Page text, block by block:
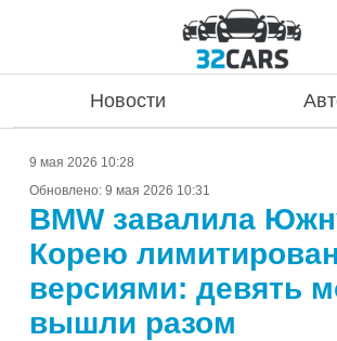
Новости
9 мая 2026 10:28
Обновлено: 9 мая 2026 10:31
BMW завалила
Корею
версиями: девять
вышли разом